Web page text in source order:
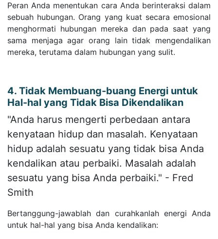
Peran Anda menentukan cara Anda berinteraksi dalam
sebuah hubungan. Orang yang kuat secara emosional
menghormati hubungan mereka dan pada saat yang
sama menjaga agar orang lain tidak mengendalikan
mereka, terutama dalam hubungan yang sulit.
4. Tidak Membuang-buang Energi untuk
Hal-hal yang Tidak Bisa Dikendalikan
"Anda harus mengerti perbedaan antara
kenyataan hidup dan masalah. Kenyataan
hidup adalah sesuatu yang tidak bisa Anda
kendalikan atau perbaiki. Masalah adalah
sesuatu yang bisa Anda perbaiki." - Fred
Smith
Bertanggung-jawablah dan curahkanlah energi Anda
untuk hal-hal yang bisa Anda kendalikan: